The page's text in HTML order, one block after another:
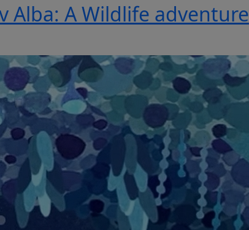
Alba: A Wildlife adventure